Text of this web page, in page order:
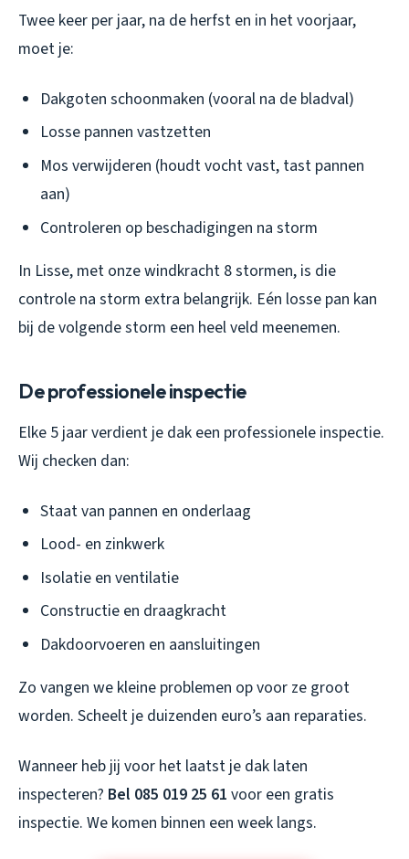
Twee keer per jaar, na de herfst en in het voorjaar,
moet je:
Dakgoten schoonmaken (vooral na de bladval)
Losse pannen vastzetten
Mos verwijderen (houdt vocht vast, tast pannen
aan)
Controleren op beschadigingen na storm
In Lisse, met onze windkracht 8 stormen, is die
controle na storm extra belangrijk. Eén losse pan kan
bij de volgende storm een heel veld meenemen.
De professionele inspectie
Elke 5 jaar verdient je dak een professionele inspectie.
Wij checken dan:
Staat van pannen en onderlaag
Lood- en zinkwerk
Isolatie en ventilatie
Constructie en draagkracht
Dakdoorvoeren en aansluitingen
Zo vangen we kleine problemen op voor ze groot
worden. Scheelt je duizenden euro’s aan reparaties.
Wanneer heb jij voor het laatst je dak laten
inspecteren? Bel 085 019 25 61 voor een gratis
inspectie. We komen binnen een week langs.